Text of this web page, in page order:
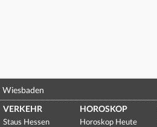
Wiesbaden
VERKEHR
Staus Hessen
HOROSKOP
Horoskop Heute